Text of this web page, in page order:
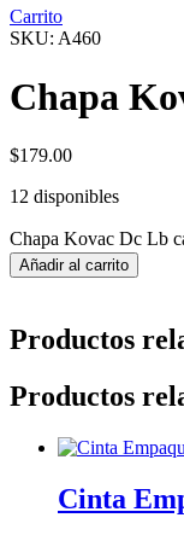
Carrito
SKU: A460
Chapa
$179.00
12 disponibles
Chapa Kovac Dc Lb
Añadir al carrito
Productos
Productos
Cinta